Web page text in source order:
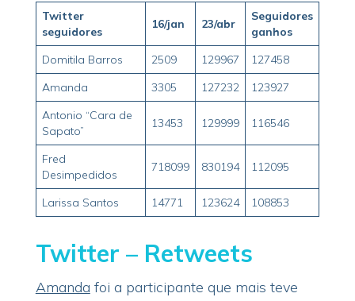
Twitter
seguidores
16/jan 23/abr
Seguidores
ganhos
Domitila Barros
2509 129967
127458
Amanda
3305 127232
123927
Antonio “Cara de
Sapato”
13453 129999 116546
Fred
Desimpedidos
718099 830194 112095
Larissa Santos 14771 123624 108853
Twitter – Retweets
Amanda foi a participante que mais teve